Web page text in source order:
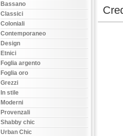
Bassano
Classici
Coloniali
Contemporaneo
Design
Etnici
Foglia argento
Foglia oro
Grezzi
In stile
Moderni
Provenzali
Shabby chic
Urban Chic